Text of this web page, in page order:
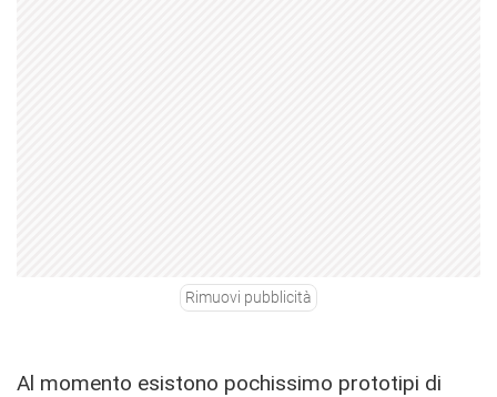
Rimuovi pubblicità
Al momento esistono pochissimo prototipi di